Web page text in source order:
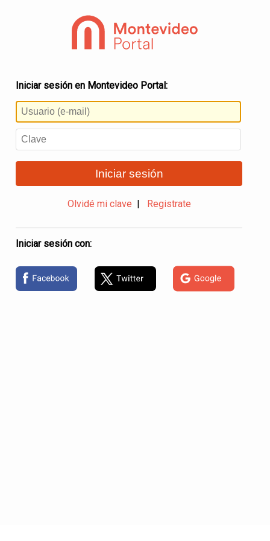
Iniciar sesión en Montevideo Portal:
Iniciar sesión
Olvidé mi clave Registrate
Iniciar sesión con: